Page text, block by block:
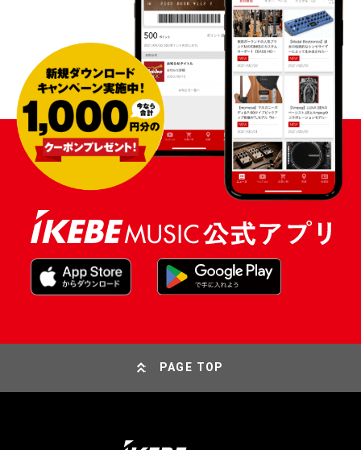
PAGE TOP